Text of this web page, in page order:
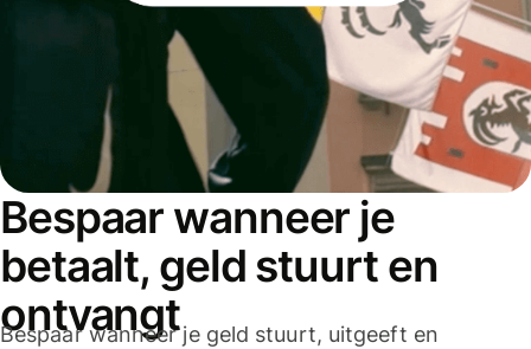
Bespaar wanneer je
betaalt, geld stuurt en
ontvangt
Bespaar wanneer je geld stuurt, uitgeeft en